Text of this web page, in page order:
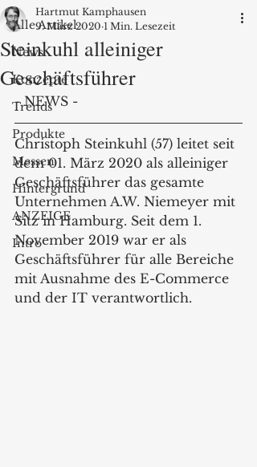
Alle Artikel
News
Konzepte
Trends
Produkte
Messen
Hintergrund
ANZEIGE
Intro
Steinkuhl alleiniger
Geschäftsführer
Hartmut Kamphausen
9. März 2020 1 Min. Lesezeit
- NEWS -
Christoph Steinkuhl (57) leitet seit
dem 01. März 2020 als alleiniger
Geschäftsführer das gesamte
Unternehmen A.W. Niemeyer mit
Sitz in Hamburg. Seit dem 1.
November 2019 war er als
Geschäftsführer für alle Bereiche
mit Ausnahme des E-Commerce
und der IT verantwortlich.